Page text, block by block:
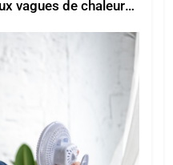
vagues de chaleur